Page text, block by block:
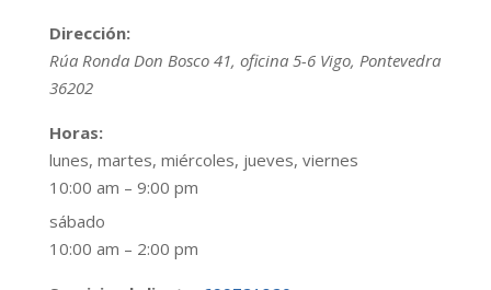
Dirección:
Rúa Ronda Don Bosco 41, oficina 5-6 Vigo, Pontevedra
36202
Horas:
lunes, martes, miércoles, jueves, viernes
10:00 am – 9:00 pm
sábado
10:00 am – 2:00 pm